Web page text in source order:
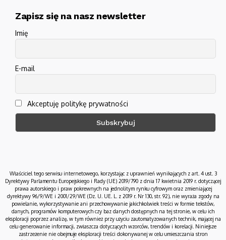
Zapisz się na nasz newsletter
Imię
E-mail
Akceptuję politykę prywatności
Właściciel tego serwisu internetowego, korzystając z uprawnień wynikających z art. 4 ust. 3
Dyrektywy Parlamentu Europejskiego i Rady (UE) 2019/790 z dnia 17 kwietnia 2019 r. dotyczącej
prawa autorskiego i praw pokrewnych na jednolitym rynku cyfrowym oraz zmieniającej
dyrektywy 96/9/WE i 2001/29/WE (Dz. U. UE. L. z 2019 r. Nr 130, str. 92), nie wyraża zgody na
powielanie, wykorzystywanie ani przechowywanie jakichkolwiek treści w formie tekstów,
danych, programów komputerowych czy baz danych dostępnych na tej stronie, w celu ich
eksploracji poprzez analizę, w tym również przy użyciu zautomatyzowanych technik, mającej na
celu generowanie informacji, zwłaszcza dotyczących wzorców, trendów i korelacji. Niniejsze
zastrzeżenie nie obejmuje eksploracji treści dokonywanej w celu umieszczania stron